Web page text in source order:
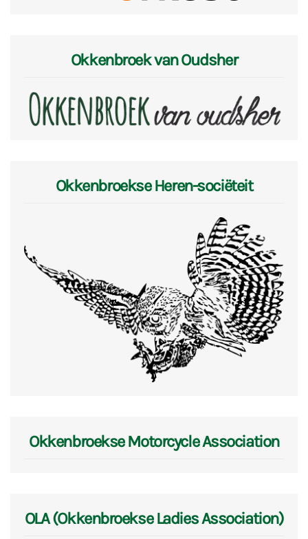
Okkenbroek van Oudsher
Okkenbroekse Heren-sociëteit
Okkenbroekse Motorcycle Association
OLA (Okkenbroekse Ladies Association)